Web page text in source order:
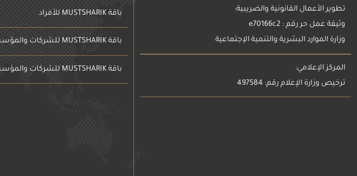
تطوير الأعمال القانونية والضريبية:
وثيقة عمل حر رقم : e70166c2
وزارة الموارد البشرية والتنمية الإجتماعية
المركز الإعلامي:
ترخيص وزارة الإعلام رقم: 497584
باقة MUSTSHARIK للأفراد
باقة MUSTSHARIK للشركات والمؤسسات
باقة MUSTSHARIK للشركات والمؤسسات